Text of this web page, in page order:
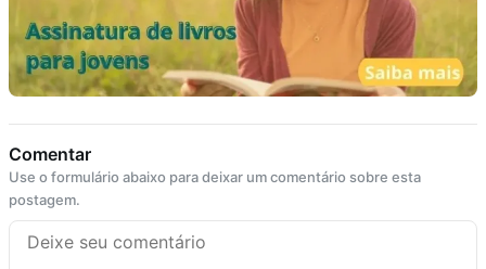
Comentar
Use o formulário abaixo para deixar um comentário sobre esta
postagem.